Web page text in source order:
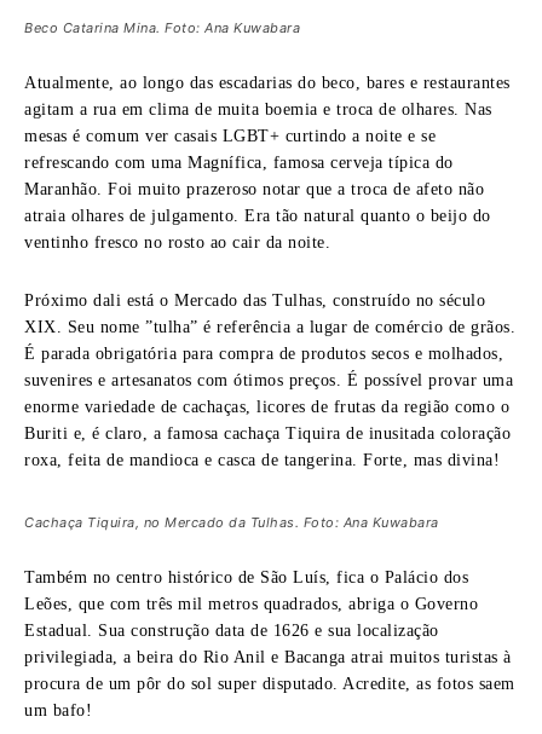
Beco Catarina Mina. Foto: Ana Kuwabara
Atualmente, ao longo das escadarias do beco, bares e restaurantes
agitam a rua em clima de muita boemia e troca de olhares. Nas
mesas é comum ver casais LGBT+ curtindo a noite e se
refrescando com uma Magnífica, famosa cerveja típica do
Maranhão. Foi muito prazeroso notar que a troca de afeto não
atraia olhares de julgamento. Era tão natural quanto o beijo do
ventinho fresco no rosto ao cair da noite.
Próximo dali está o Mercado das Tulhas, construído no século
XIX. Seu nome ”tulha” é referência a lugar de comércio de grãos.
É parada obrigatória para compra de produtos secos e molhados,
suvenires e artesanatos com ótimos preços. É possível provar uma
enorme variedade de cachaças, licores de frutas da região como o
Buriti e, é claro, a famosa cachaça Tiquira de inusitada coloração
roxa, feita de mandioca e casca de tangerina. Forte, mas divina!
Cachaça Tiquira, no Mercado da Tulhas. Foto: Ana Kuwabara
Também no centro histórico de São Luís, fica o Palácio dos
Leões, que com três mil metros quadrados, abriga o Governo
Estadual. Sua construção data de 1626 e sua localização
privilegiada, a beira do Rio Anil e Bacanga atrai muitos turistas à
procura de um pôr do sol super disputado. Acredite, as fotos saem
um bafo!